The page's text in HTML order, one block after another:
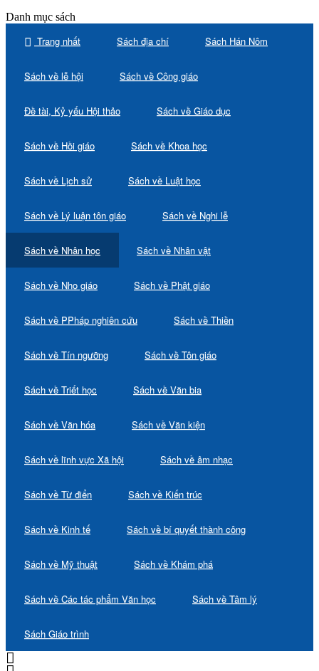
Danh mục sách
Trang nhất Sách địa chí Sách Hán Nôm
Sách về lễ hội Sách về Công giáo
Đề tài, Kỷ yếu Hội thảo Sách về Giáo dục
Sách về Hồi giáo Sách về Khoa học
Sách về Lịch sử Sách về Luật học
Sách về Lý luận tôn giáo Sách về Nghi lễ
Sách về Nhân học Sách về Nhân vật
Sách về Nho giáo Sách về Phật giáo
Sách về PPháp nghiên cứu Sách về Thiền
Sách về Tín ngưỡng Sách về Tôn giáo
Sách về Triết học Sách về Văn bia
Sách về Văn hóa Sách về Văn kiện
Sách về lĩnh vực Xã hội Sách về âm nhạc
Sách về Từ điển Sách về Kiến trúc
Sách về Kinh tế Sách về bí quyết thành công
Sách về Mỹ thuật Sách về Khám phá
Sách về Các tác phẩm Văn học Sách về Tâm lý
Sách Giáo trình